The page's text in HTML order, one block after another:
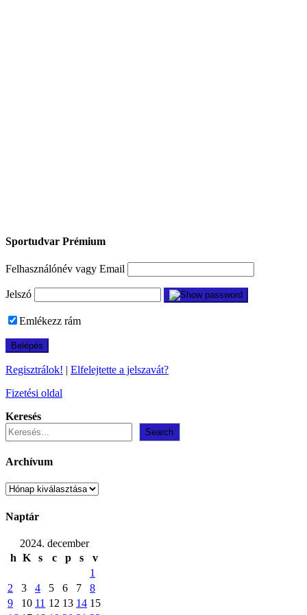
Sportudvar Prémium
Felhasználónév vagy Email
Jelszó
Emlékezz rám
Regisztrálok! | Elfelejtette a jelszavát?
Fizetési oldal
Keresés
Search
Archívum
Archívum
Naptár
2024. december
h K s c p s
v
1
2
3 4 5 6 7
8
9
10 11 12 13 14 15